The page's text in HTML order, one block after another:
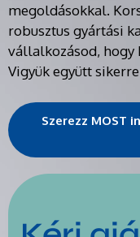
megoldásokkal.
robusztus gyártási
vállalkozásod, hogy
Vigyük együtt
Szerezz MOST